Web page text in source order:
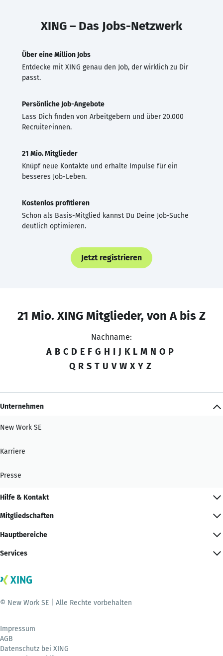
XING – Das Jobs-Netzwerk
Über eine Million Jobs
Entdecke mit XING genau den Job, der wirklich zu Dir
passt.
Persönliche Job-Angebote
Lass Dich finden von Arbeitgebern und über 20.000
Recruiter·innen.
21 Mio. Mitglieder
Knüpf neue Kontakte und erhalte Impulse für ein
besseres Job-Leben.
Kostenlos profitieren
Schon als Basis-Mitglied kannst Du Deine Job-Suche
deutlich optimieren.
Jetzt registrieren
21 Mio. XING Mitglieder, von A bis Z
Nachname:
A B C D E F G H I J K L M N O P
Q R S T U V W X Y Z
Unternehmen
New Work SE
Karriere
Presse
Hilfe & Kontakt
Mitgliedschaften
Hauptbereiche
Services
© New Work SE | Alle Rechte vorbehalten
Impressum
AGB
Datenschutz bei XING